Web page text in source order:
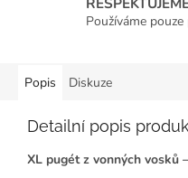
Používáme
Popis Diskuze
Detailní popis
XL pugét z vonných vosků